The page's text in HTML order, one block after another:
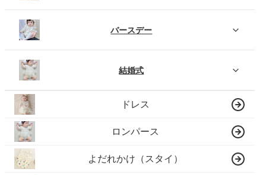
バースデー
結婚式
ドレス
ロンパース
よだれかけ（スタイ）